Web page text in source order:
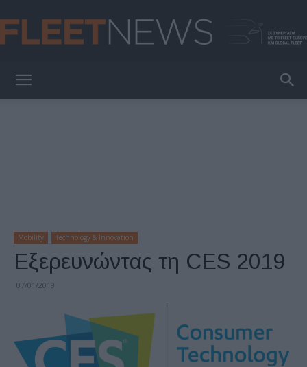
Mobility Technology & Innovation
Εξερευνώντας τη CES 2019
07/01/2019